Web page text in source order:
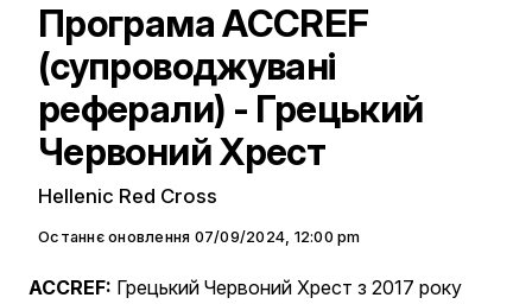
Програма ACCREF
(супроводжувані
реферали) - Грецький
Червоний Хрест
Hellenic Red Cross
Останнє оновлення 07/09/2024, 12:00 pm
ACCREF: Грецький Червоний Хрест з 2017 року